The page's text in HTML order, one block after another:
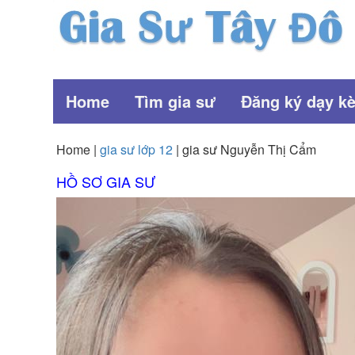
Home Tìm gia sư Đăng ký dạy
Home |gia sư lớp 12 | gia sư Nguyễn Thị Cẩm
HỒ SƠ GIA SƯ